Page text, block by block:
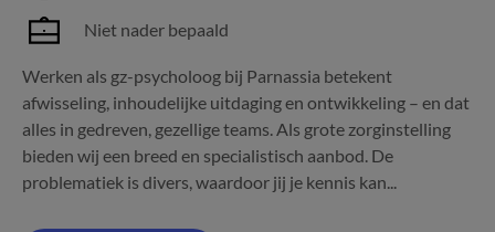
Niet nader bepaald
Werken als gz-psycholoog bij Parnassia betekent
afwisseling, inhoudelijke uitdaging en ontwikkeling – en dat
alles in gedreven, gezellige teams. Als grote zorginstelling
bieden wij een breed en specialistisch aanbod. De
problematiek is divers, waardoor jij je kennis kan...